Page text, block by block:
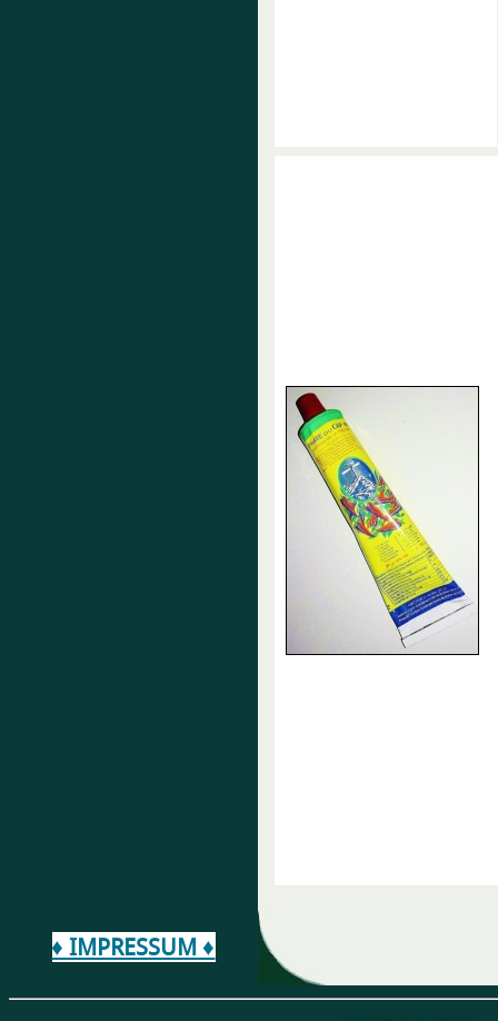
♦ IMPRESSUM ♦